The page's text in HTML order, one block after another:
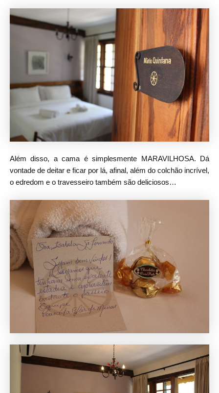
Além disso, a cama é simplesmente MARAVILHOSA. Dá
vontade de deitar e ficar por lá, afinal, além do colchão incrível,
o edredom e o travesseiro também são deliciosos…